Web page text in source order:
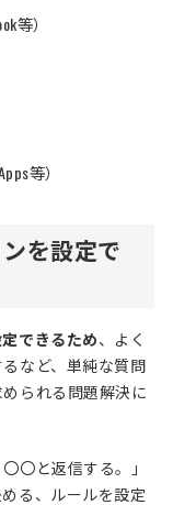
等）
等）
を設定で
できるため、よく
など、単純な質問
られる問題解決に
〇と返信する。」
る、ルールを設定